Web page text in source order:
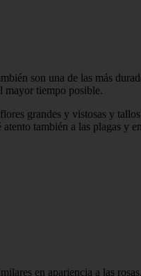
son una de las más
mayor tiempo posible.
grandes y vistosas y
también a las plagas y
en apariencia a las